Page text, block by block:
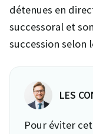
détenues en
successoral et
succession selon
LES
Pour éviter